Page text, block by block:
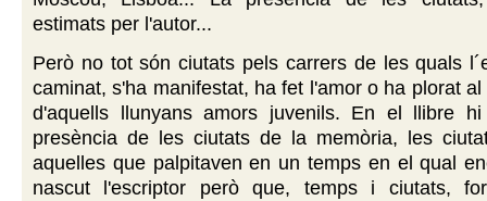
estimats per l'autor...
Però no tot són ciutats pels carrers de les quals
caminat, s'ha manifestat, ha fet l'amor o ha plorat
d'aquells llunyans amors juvenils. En el llibre
presència de les ciutats de la memòria, les
aquelles que palpitaven en un temps en el qual
nascut l'escriptor però que, temps i ciutats,